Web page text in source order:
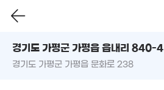
경기도 가평군 가평읍 읍내리 840-4
경기도 가평군 가평읍 문화로 238